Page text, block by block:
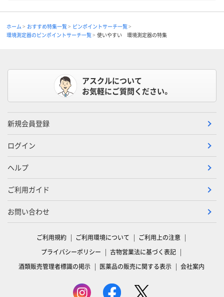
ホーム おすすめ特集一覧
ピンポイントサーチ一覧
環境測定器のピンポイントサーチ一覧
使いやすい 環境測定器の特集
アスクルについて
お気軽にご質問ください。
新規会員登録
ログイン
ヘルプ
ご利用ガイド
お問い合わせ
ご利用規約 ご利用環境について
ご利用上の注意
プライバシーポリシー
古物営業法に基づく表記
酒類販売管理者標識の掲示
医薬品の販売に関する表示 会社案内